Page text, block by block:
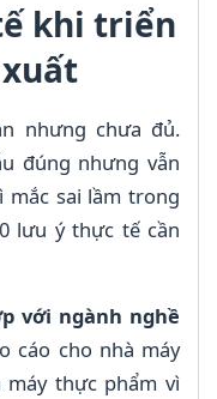
khi triển
nhưng chưa đủ.
đúng nhưng vẫn
sai lầm trong
lưu ý thực tế cần
với ngành nghề
cáo cho nhà máy
máy thực phẩm vì